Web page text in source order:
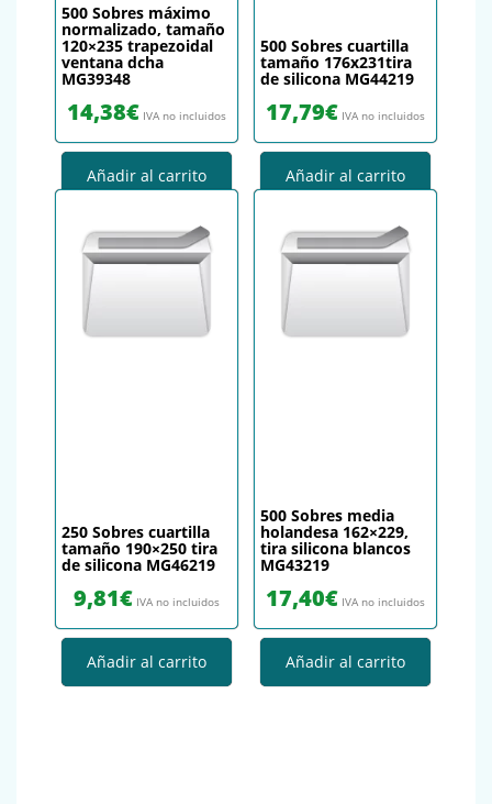
500 Sobres máximo
normalizado, tamaño
120×235 trapezoidal
ventana dcha
MG39348
14,38€ IVA no incluidos
Añadir al carrito
500 Sobres cuartilla
tamaño 176x231tira
de silicona MG44219
17,79€ IVA no incluidos
Añadir al carrito
250 Sobres cuartilla
tamaño 190×250 tira
de silicona MG46219
9,81€ IVA no incluidos
Añadir al carrito
500 Sobres media
holandesa 162×229,
tira silicona blancos
MG43219
17,40€ IVA no incluidos
Añadir al carrito